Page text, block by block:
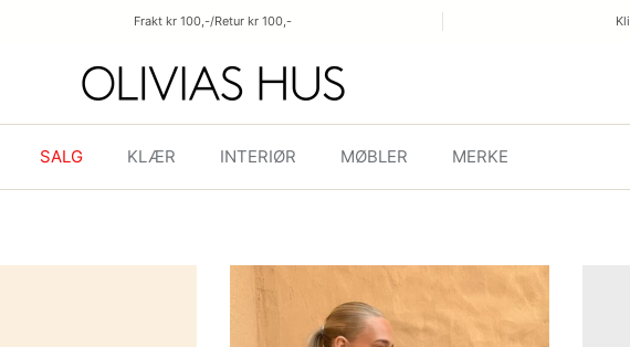
Frakt kr 100,-/Retur kr 100,-
SALG KLÆR INTERIØR MØBLER MERKE